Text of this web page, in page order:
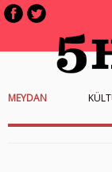
MEYDAN